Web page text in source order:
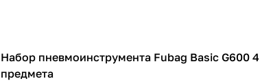
Набор пневмоинструмента Fubag Basic G600 4
предмета